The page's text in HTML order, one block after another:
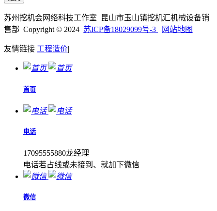
苏州挖机会网络科技工作室 昆山市玉山镇挖机汇机械设备销
售部 Copyright © 2024 苏ICP备18029099号-3 网站地图
友情链接 工程造价|
首页
电话
17095555880龙经理
电话若占线或未接到、就加下微信
微信